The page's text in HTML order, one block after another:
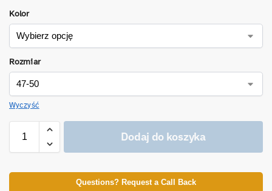
Kolor
Rozmiar
Wyczyść
Dodaj do koszyka
Questions? Request a Call Back